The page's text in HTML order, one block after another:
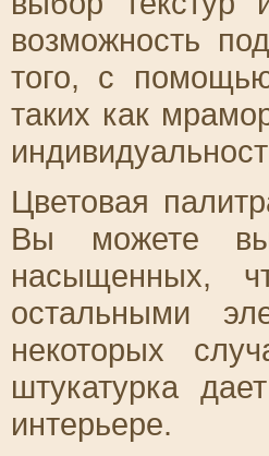
возможность
того, с
таких как
Цветовая
Вы можете
насыщенных,
остальными
некоторых
штукатурка
интерьере.